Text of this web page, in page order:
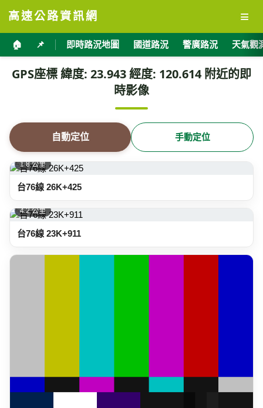
高速公路資訊網 ≡
🏠 📌 即時路況地圖 國道路況 警廣路況 天氣觀
GPS座標 緯度: 23.943 經度: 120.614 附近的即
時影像
自動定位 手動定位
1.8 公里
台76線 26K+425
4.2 公里
台76線 23K+911